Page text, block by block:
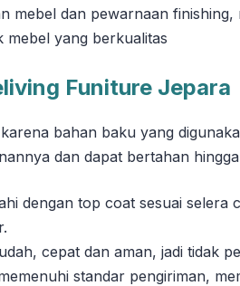
mebel dan pewarnaan
yang berkualitas
Funiture Jepara
bahan baku yang
dan dapat bertahan
dengan top coat sesuai
cepat dan aman, jadi tidak
standar pengiriman,